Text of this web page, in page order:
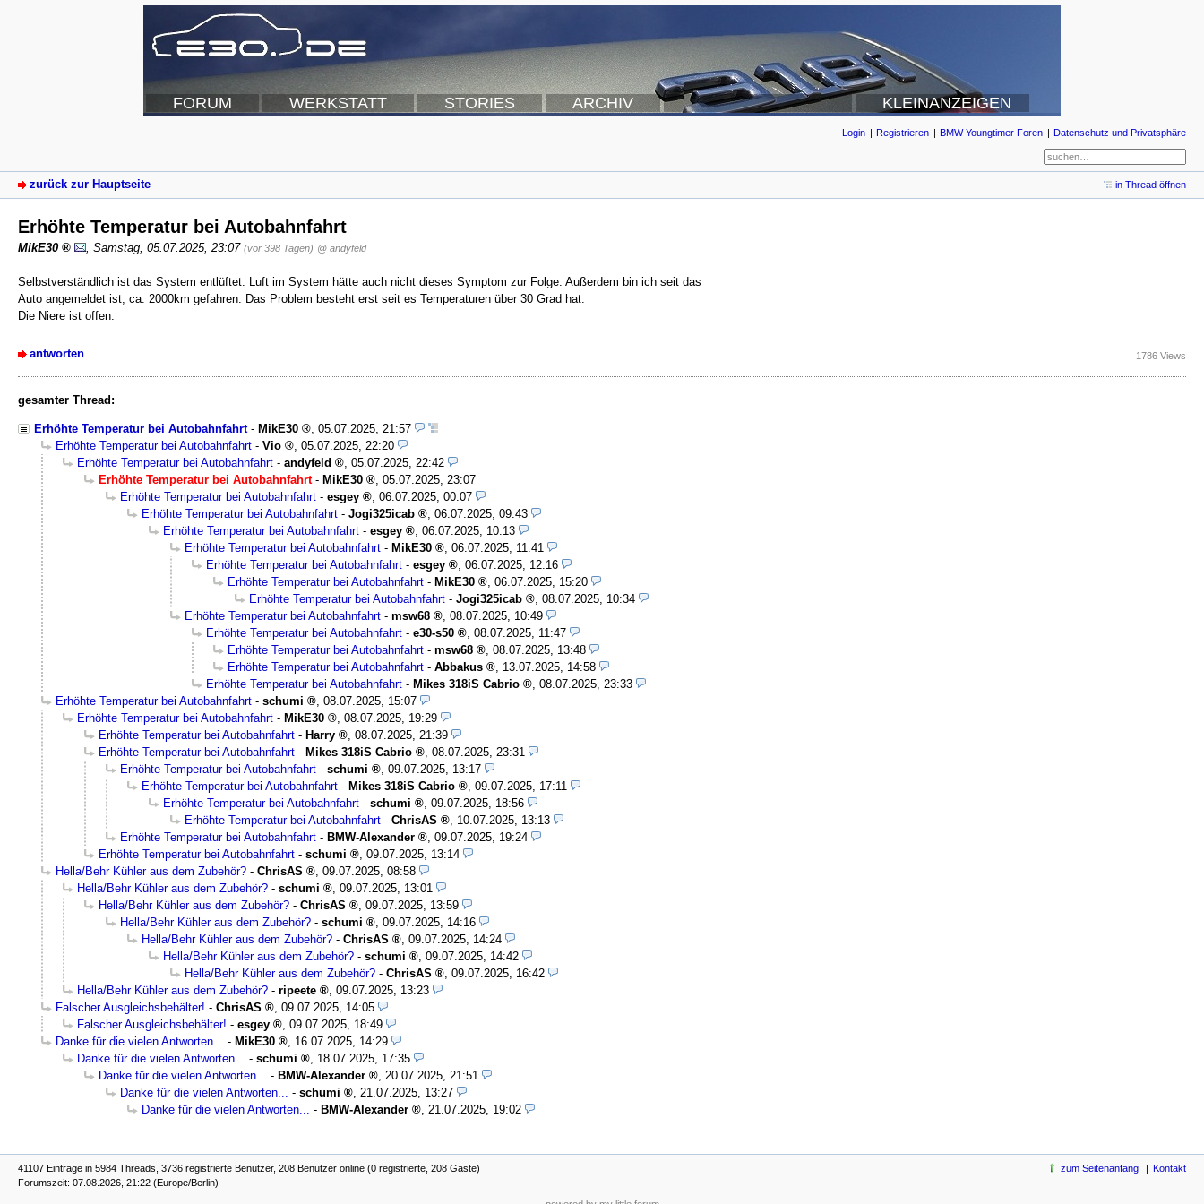
FORUM WERKSTATT STORIES ARCHIV KLEINANZEIGEN
Login Registrieren BMW Youngtimer Foren Datenschutz und Privatsphäre
zurück zur Hauptseite in Thread öffnen
Erhöhte Temperatur bei Autobahnfahrt
MikE30 Samstag, 05.07.2025, 23:07 (vor 398 Tagen) @ andyfeld
Selbstverständlich ist das System entlüftet. Luft im System hätte auch nicht dieses Symptom zur Folge. Außerdem bin ich seit das
Auto angemeldet ist, ca. 2000km gefahren. Das Problem besteht erst seit es Temperaturen über 30 Grad hat.
Die Niere ist offen.
antworten 1786 Views
gesamter Thread:
Erhöhte Temperatur bei Autobahnfahrt- MikE30
05.07.2025, 21:57
Erhöhte Temperatur bei Autobahnfahrt - Vio
05.07.2025, 22:20
Erhöhte Temperatur bei Autobahnfahrt - andyfeld
05.07.2025, 22:42
Erhöhte Temperatur bei Autobahnfahrt- MikE30
05.07.2025, 23:07
Erhöhte Temperatur bei Autobahnfahrt - esgey
06.07.2025, 00:07
Erhöhte Temperatur bei Autobahnfahrt - Jogi325icab
06.07.2025, 09:43
Erhöhte Temperatur bei Autobahnfahrt - esgey
06.07.2025, 10:13
Erhöhte Temperatur bei Autobahnfahrt - MikE30
06.07.2025, 11:41
Erhöhte Temperatur bei Autobahnfahrt - esgey
06.07.2025, 12:16
Erhöhte Temperatur bei Autobahnfahrt - MikE30
06.07.2025, 15:20
Erhöhte Temperatur bei Autobahnfahrt - Jogi325icab
08.07.2025, 10:34
Erhöhte Temperatur bei Autobahnfahrt - msw68
08.07.2025, 10:49
Erhöhte Temperatur bei Autobahnfahrt - e30-s50
08.07.2025, 11:47
Erhöhte Temperatur bei Autobahnfahrt - msw68
08.07.2025, 13:48
Erhöhte Temperatur bei Autobahnfahrt - Abbakus
13.07.2025, 14:58
Erhöhte Temperatur bei Autobahnfahrt - Mikes 318iS Cabrio
08.07.2025, 23:33
Erhöhte Temperatur bei Autobahnfahrt - schumi
08.07.2025, 15:07
Erhöhte Temperatur bei Autobahnfahrt - MikE30
08.07.2025, 19:29
Erhöhte Temperatur bei Autobahnfahrt - Harry
08.07.2025, 21:39
Erhöhte Temperatur bei Autobahnfahrt - Mikes 318iS Cabrio
08.07.2025, 23:31
Erhöhte Temperatur bei Autobahnfahrt - schumi
09.07.2025, 13:17
Erhöhte Temperatur bei Autobahnfahrt - Mikes 318iS Cabrio
09.07.2025, 17:11
Erhöhte Temperatur bei Autobahnfahrt - schumi
09.07.2025, 18:56
Erhöhte Temperatur bei Autobahnfahrt - ChrisAS
10.07.2025, 13:13
Erhöhte Temperatur bei Autobahnfahrt - BMW-Alexander
09.07.2025, 19:24
Erhöhte Temperatur bei Autobahnfahrt - schumi
09.07.2025, 13:14
Hella/Behr Kühler aus dem Zubehör? - ChrisAS
09.07.2025, 08:58
Hella/Behr Kühler aus dem Zubehör? - schumi
09.07.2025, 13:01
Hella/Behr Kühler aus dem Zubehör? - ChrisAS
09.07.2025, 13:59
Hella/Behr Kühler aus dem Zubehör? - schumi
09.07.2025, 14:16
Hella/Behr Kühler aus dem Zubehör? - ChrisAS
09.07.2025, 14:24
Hella/Behr Kühler aus dem Zubehör? - schumi
09.07.2025, 14:42
Hella/Behr Kühler aus dem Zubehör? - ChrisAS
09.07.2025, 16:42
Hella/Behr Kühler aus dem Zubehör? - ripeete
09.07.2025, 13:23
Falscher Ausgleichsbehälter! - ChrisAS
09.07.2025, 14:05
Falscher Ausgleichsbehälter! - esgey
09.07.2025, 18:49
Danke für die vielen Antworten...
- MikE30
16.07.2025, 14:29
Danke für die vielen Antworten...
- schumi
18.07.2025, 17:35
Danke für die vielen Antworten...
- BMW-Alexander
20.07.2025, 21:51
Danke für die vielen Antworten...
- schumi
21.07.2025, 13:27
Danke für die vielen Antworten...
- BMW-Alexander 21.07.2025, 19:02
41107 Einträge in 5984 Threads, 3736 registrierte Benutzer, 208 Benutzer online (0 registrierte, 208 Gäste)
Forumszeit: 07.08.2026, 21:22 (Europe/Berlin)
zum Seitenanfang Kontakt